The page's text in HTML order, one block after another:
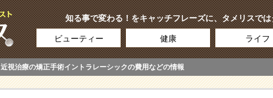
知る事で変わる！をキャッチフレーズに、タメリスで
ビューティー 健康 ライフ
近視治療の矯正手術イントラレーシックの費用などの情報